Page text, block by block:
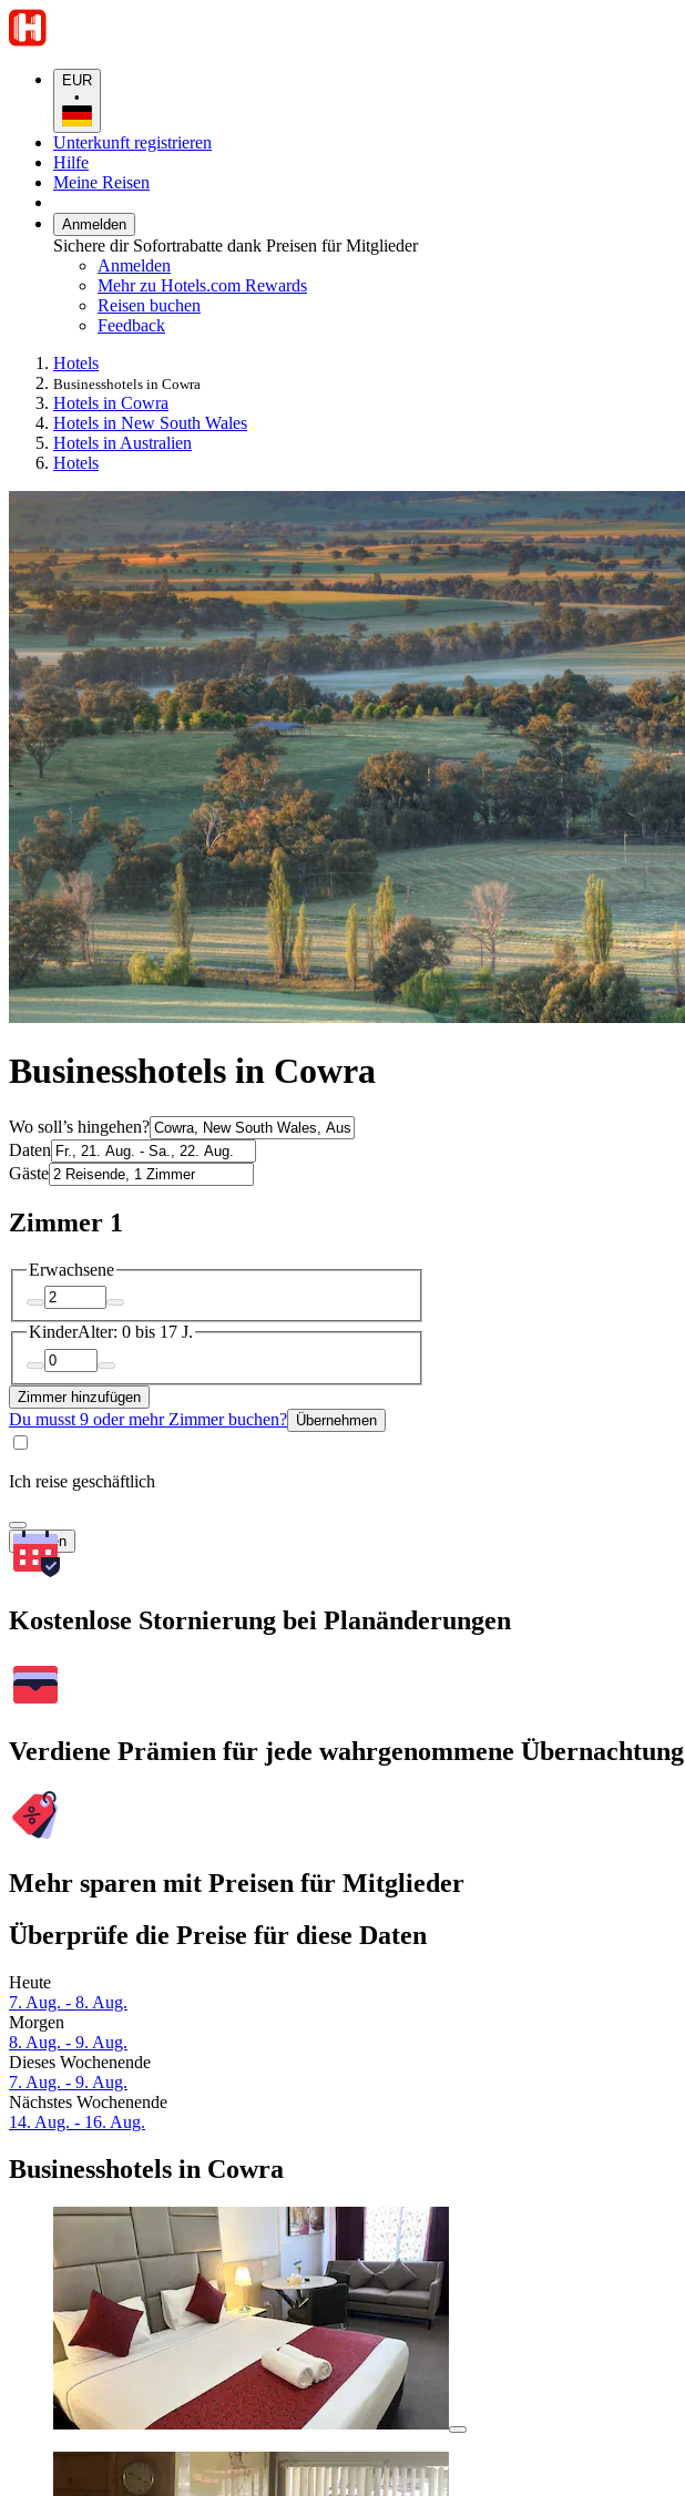
EUR
•
Unterkunft registrieren
Hilfe
Meine Reisen
Anmelden
Sichere dir Sofortrabatte dank Preisen für Mitglieder
Anmelden
Mehr zu Hotels.com Rewards
Reisen buchen
Feedback
Hotels
Businesshotels in Cowra
Hotels in Cowra
Hotels in New South Wales
Hotels in Australien
Hotels
Businesshotels in Cowra
Wo soll’s hingehen?
Daten
Gäste
Zimmer 1
Erwachsene
KinderAlter: 0 bis 17 J.
Zimmer hinzufügen
Du musst 9 oder mehr Zimmer buchen? Übernehmen
Ich reise geschäftlich
Suchen
Kostenlose Stornierung bei Planänderungen
Verdiene Prämien für jede wahrgenommene Übernachtung
Mehr sparen mit Preisen für Mitglieder
Überprüfe die Preise für diese Daten
Heute
7. Aug. - 8. Aug.
Morgen
8. Aug. - 9. Aug.
Dieses Wochenende
7. Aug. - 9. Aug.
Nächstes Wochenende
14. Aug. - 16. Aug.
Businesshotels in Cowra